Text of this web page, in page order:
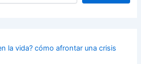
la vida? cómo afrontar una crisis